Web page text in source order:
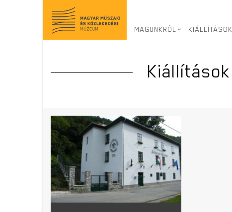
tartalomra
MAGUNKRÓL KIÁLLÍTÁSOK
Kiállítások